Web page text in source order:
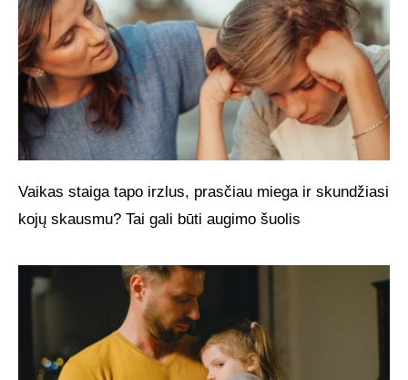
Vaikas staiga tapo irzlus, prasčiau miega ir skundžiasi
kojų skausmu? Tai gali būti augimo šuolis